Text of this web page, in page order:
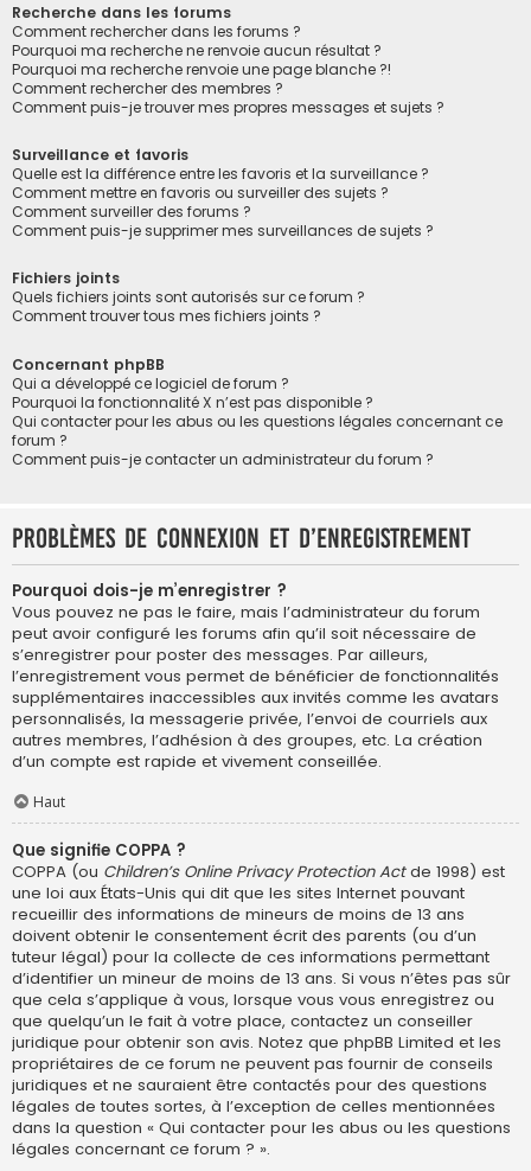
Recherche dans les forums
Comment rechercher dans les forums ?
Pourquoi ma recherche ne renvoie aucun résultat ?
Pourquoi ma recherche renvoie une page blanche ?!
Comment rechercher des membres ?
Comment puis-je trouver mes propres messages et sujets ?
Surveillance et favoris
Quelle est la différence entre les favoris et la surveillance ?
Comment mettre en favoris ou surveiller des sujets ?
Comment surveiller des forums ?
Comment puis-je supprimer mes surveillances de sujets ?
Fichiers joints
Quels fichiers joints sont autorisés sur ce forum ?
Comment trouver tous mes fichiers joints ?
Concernant phpBB
Qui a développé ce logiciel de forum ?
Pourquoi la fonctionnalité X n’est pas disponible ?
Qui contacter pour les abus ou les questions légales concernant ce
forum ?
Comment puis-je contacter un administrateur du forum ?
Problèmes de connexion et d’enregistrement
Pourquoi dois-je m’enregistrer ?
Vous pouvez ne pas le faire, mais l’administrateur du forum
peut avoir configuré les forums afin qu’il soit nécessaire de
s’enregistrer pour poster des messages. Par ailleurs,
l’enregistrement vous permet de bénéficier de fonctionnalités
supplémentaires inaccessibles aux invités comme les avatars
personnalisés, la messagerie privée, l’envoi de courriels aux
autres membres, l’adhésion à des groupes, etc. La création
d’un compte est rapide et vivement conseillée.
Haut
Que signifie COPPA ?
COPPA (ou Children’s Online Privacy Protection Actde 1998) est
une loi aux États-Unis qui dit que les sites Internet pouvant
recueillir des informations de mineurs de moins de 13 ans
doivent obtenir le consentement écrit des parents (ou d’un
tuteur légal) pour la collecte de ces informations permettant
d’identifier un mineur de moins de 13 ans. Si vous n’êtes pas sûr
que cela s’applique à vous, lorsque vous vous enregistrez ou
que quelqu’un le fait à votre place, contactez un conseiller
juridique pour obtenir son avis. Notez que phpBB Limited et les
propriétaires de ce forum ne peuvent pas fournir de conseils
juridiques et ne sauraient être contactés pour des questions
légales de toutes sortes, à l’exception de celles mentionnées
dans la question « Qui contacter pour les abus ou les questions
légales concernant ce forum ? ».